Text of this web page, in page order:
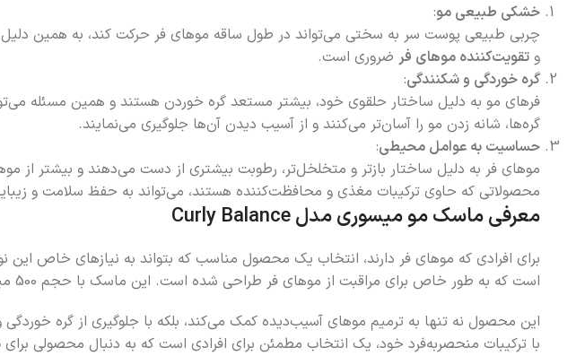
خشکی طبیعی مو:
چربی طبیعی پوست سر به سختی می‌تواند در طول ساقه موهای فر حرکت کند، به همین دلیل
وتقویت‌کننده موهای فر ضروری است.
گره خوردگی و شکنندگی:
فرهای مو به دلیل ساختار حلقوی خود، بیشتر مستعد گره خوردن هستند و همین مسئله
گره‌ها، شانه زدن مو را آسان‌تر می‌کنند و از آسیب دیدن آن‌ها جلوگیری می‌نمایند.
حساسیت به عوامل محیطی:
موهای فر به دلیل ساختار بازتر و متخلخل‌تر، رطوبت بیشتری از دست می‌دهند و بیشتر از
محصولاتی که حاوی ترکیبات مغذی و محافظت‌کننده هستند، می‌تواند به حفظ سلامت و
معرفی ماسک مو میسوری مدل Curly Balance
برای افرادی که موهای فر دارند، انتخاب یک محصول مناسب که بتواند به نیازهای خاص
است که به طور خاص برای مراقبت از موهای فر طراحی شده است. این ماسک با حجم 500 میلی‌لیتر، گزینه‌ای ایده‌آل برای حفظ سلامت، نرمی و حالت طبیعی موهای فر به شمار می‌رود.
این محصول نه تنها به ترمیم موهای آسیب‌دیده کمک می‌کند، بلکه با جلوگیری از گره
با ترکیبات منحصر‌به‌فرد خود، یک انتخاب مطمئن برای افرادی است که به دنبال محصولی برای